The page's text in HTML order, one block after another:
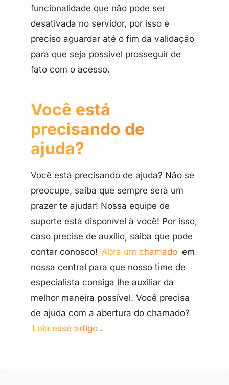
funcionalidade que não pode ser
desativada no servidor, por isso é
preciso aguardar até o fim da validação
para que seja possível prosseguir de
fato com o acesso.
Você está
precisando de
ajuda?
Você está precisando de ajuda? Não se
preocupe, saiba que sempre será um
prazer te ajudar! Nossa equipe de
suporte está disponível à você! Por isso,
caso precise de auxilio, saiba que pode
contar conosco! Abra um chamado em
nossa central para que nosso time de
especialista consiga lhe auxiliar da
melhor maneira possível. Você precisa
de ajuda com a abertura do chamado?
Leia esse artigo .